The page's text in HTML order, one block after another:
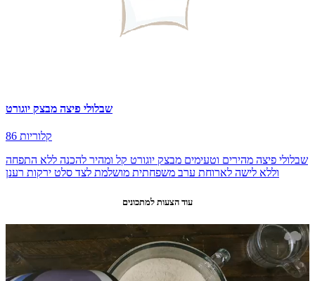
שבלולי פיצה מבצק יוגורט
86 קלוריות
שבלולי פיצה מהירים וטעימים מבצק יוגורט קל ומהיר להכנה ללא התפחה
וללא לישה לארוחת ערב משפחתית מושלמת לצד סלט ירקות רענן
עוד הצעות למתכונים